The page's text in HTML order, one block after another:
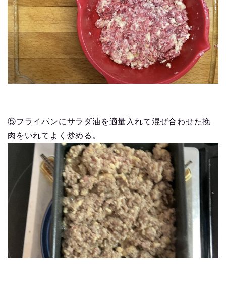
⑤フライパンにサラダ油を適量入れて混ぜ合わせた挽
肉をいれてよく炒める。